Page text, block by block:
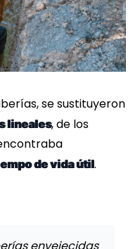
se sustituyeron
lineales, de los
de vida útil.